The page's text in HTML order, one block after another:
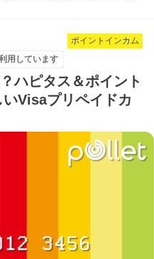
ポイントインカム
用しています
ハピタス＆ポイント
Visaプリペイドカ